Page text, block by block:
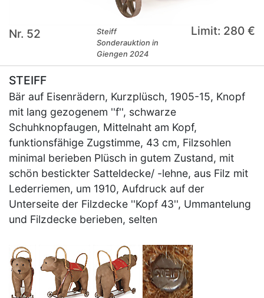
Nr. 52
Steiff
Sonderauktion in
Giengen 2024
Limit: 280 €
STEIFF
Bär auf Eisenrädern, Kurzplüsch, 1905-15, Knopf
mit lang gezogenem ''f'', schwarze
Schuhknopfaugen, Mittelnaht am Kopf,
funktionsfähige Zugstimme, 43 cm, Filzsohlen
minimal berieben Plüsch in gutem Zustand, mit
schön bestickter Satteldecke/ -lehne, aus Filz mit
Lederriemen, um 1910, Aufdruck auf der
Unterseite der Filzdecke ''Kopf 43'', Ummantelung
und Filzdecke berieben, selten